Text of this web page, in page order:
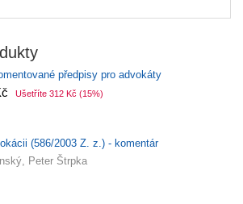
předpisy pro advokáty
Ušetříte 312 Kč (15%)
(586/2003 Z. z.) - komentár
Peter Štrpka